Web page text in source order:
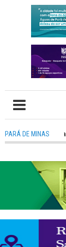
PARÁ DE MINAS
Política precisa